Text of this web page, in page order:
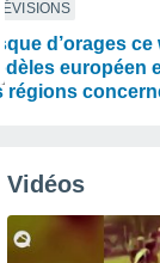
d’orages
européen
régions
Vidéos